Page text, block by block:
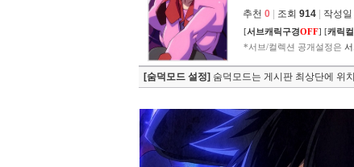
추천 0 조회 914 작성
[서브캐릭구경OFF] [캐릭
*서브/컬렉션 공개설정은
[숨덕모드 설정] 숨덕모드는 게시판 최상단에 위